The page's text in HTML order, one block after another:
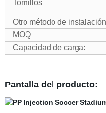
Tornillos
Otro método de instalación
MOQ
Capacidad de carga:
Pantalla del producto: